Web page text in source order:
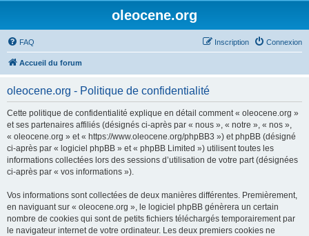
oleocene.org
FAQ Connexion
Inscription
Accueil du forum
oleocene.org - Politique de confidentialité
Cette politique de confidentialité explique en détail comment « oleocene.org »
et ses partenaires affiliés (désignés ci-après par « nous », « notre », « nos »,
« oleocene.org » et « https://www.oleocene.org/phpBB3 ») et phpBB (désigné
ci-après par « logiciel phpBB » et « phpBB Limited ») utilisent toutes les
informations collectées lors des sessions d’utilisation de votre part (désignées
ci-après par « vos informations »).
Vos informations sont collectées de deux manières différentes. Premièrement,
en naviguant sur « oleocene.org », le logiciel phpBB génèrera un certain
nombre de cookies qui sont de petits fichiers téléchargés temporairement par
le navigateur internet de votre ordinateur. Les deux premiers cookies ne